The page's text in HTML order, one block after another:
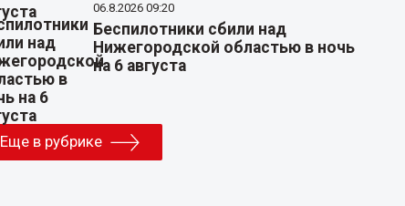
06.8.2026 09:20
Беспилотники сбили над
Нижегородской областью в ночь
на 6 августа
Еще в рубрике